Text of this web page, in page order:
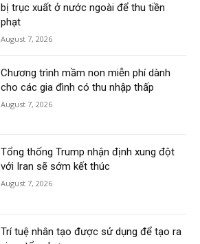
bị trục xuất ở nước ngoài để thu tiền
phạt
August 7, 2026
Chương trình mầm non miễn phí dành
cho các gia đình có thu nhập thấp
August 7, 2026
Tổng thống Trump nhận định xung đột
với Iran sẽ sớm kết thúc
August 7, 2026
Trí tuệ nhân tạo được sử dụng để tạo ra